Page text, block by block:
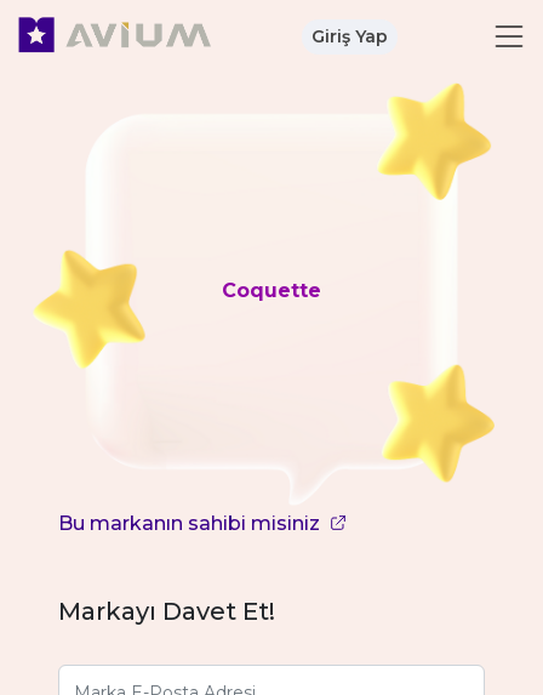
Giriş Yap
Coquette
Bu markanın sahibi misiniz
Markayı Davet Et!